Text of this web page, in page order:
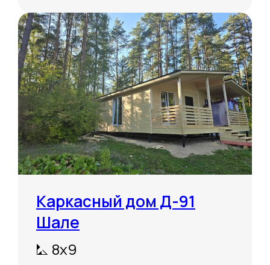
Каркасный дом Д-91
Шале
⛡ 8х9